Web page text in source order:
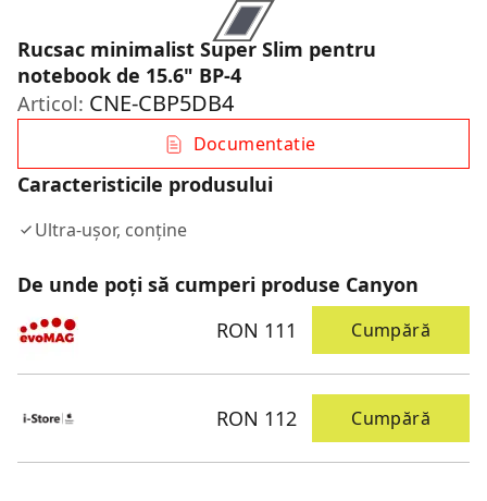
Rucsac minimalist Super Slim pentru
notebook de 15.6" BP-4
Articol: CNE-CBP5DB4
Documentatie
Caracteristicile produsului
Ultra-uşor, conţine
De unde poți să cumperi produse Canyon
RON 111
Cumpără
RON 112 Cumpără